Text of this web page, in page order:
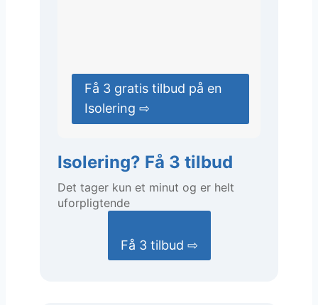
Få 3 gratis tilbud på en
Isolering ⇨
Isolering? Få 3 tilbud
Det tager kun et minut og er helt
uforpligtende
Få 3 tilbud ⇨